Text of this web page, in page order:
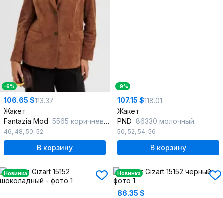
-6%
106.65 $113.37
Жакет
Fantazia Mod 5565 коричневый
46, 48, 50, 52
В корзину
-9%
107.15 $118.01
Жакет
PND 86330 молочный
50, 52, 54, 56
В корзину
Новинка Новинка
86.35 $